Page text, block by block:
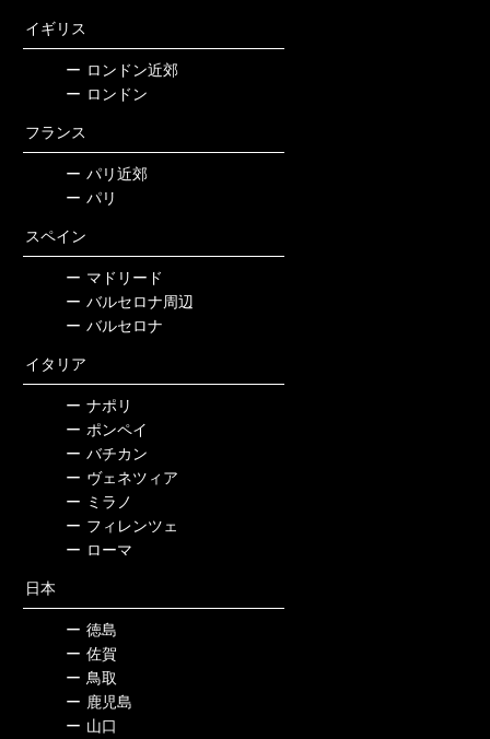
イギリス
ー ロンドン近郊
ー ロンドン
フランス
ー パリ近郊
ー パリ
スペイン
ー マドリード
ー バルセロナ周辺
ー バルセロナ
イタリア
ー ナポリ
ー ポンペイ
ー バチカン
ー ヴェネツィア
ー ミラノ
ー フィレンツェ
ー ローマ
日本
ー 徳島
ー 佐賀
ー 鳥取
ー 鹿児島
ー 山口